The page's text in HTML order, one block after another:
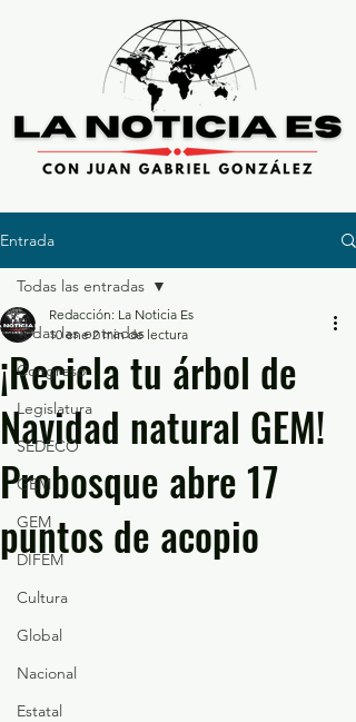
Entrada
Todas las entradas
Congreso
Legislatura
SEDECO
GEM
GEM
DIFEM
Cultura
Global
Nacional
Estatal
Todas las entradas
¡Recicla tu árbol de
Navidad natural GEM!
Probosque abre 17
puntos de acopio
Redacción: La Noticia Es
10 ene 2 min de lectura